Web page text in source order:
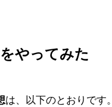
をやってみた
は、以下のとおりです。